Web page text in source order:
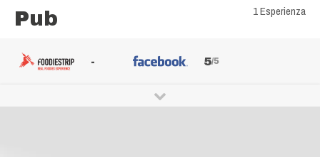
Pub
1 Esperienza
- 5/5